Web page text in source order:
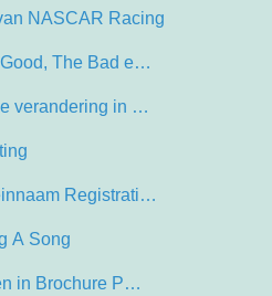
NASCAR Racing
The Bad e…
verandering in …
Registrati…
A Song
in Brochure P…